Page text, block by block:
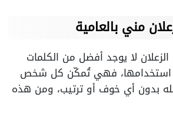
مني بالعامية
الزعلان لا يوجد أفضل من الكلمات
استخدامها، فهي تُمكّن كل شخص
بدون أي خوف أو ترتيب، ومن هذه